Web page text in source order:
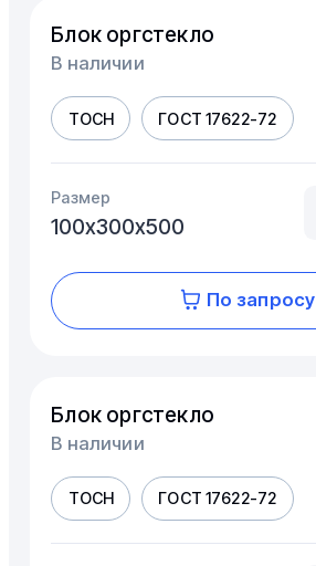
Блок оргстекло
В наличии
ТОСН ГОСТ 17622-72
Размер
100х300х500
По запросу
Блок оргстекло
В наличии
ТОСН ГОСТ 17622-72